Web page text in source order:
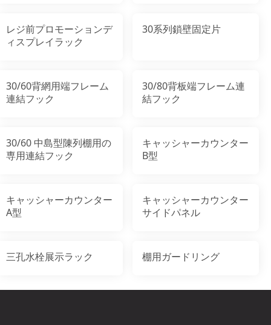
レジ前プロモーションデ
ィスプレイラック
30系列鎖壁固定片
30/60背網用端フレーム
連結フック
30/80背板端フレーム連
結フック
30/60 中島型陳列棚用の
専用連結フック
キャッシャーカウンター
B型
キャッシャーカウンター
A型
キャッシャーカウンター
サイドパネル
三孔水栓展示ラック 棚用ガードリング